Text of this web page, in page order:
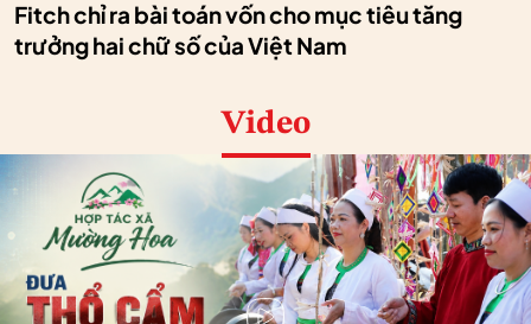
Fitch chỉ ra bài toán vốn cho mục tiêu tăng
trưởng hai chữ số của Việt Nam
Video